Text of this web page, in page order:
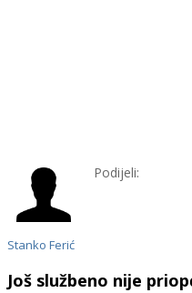
Stanko Ferić
Podijeli:
Još službeno nije